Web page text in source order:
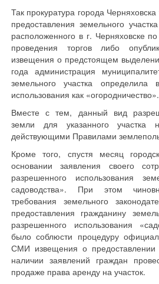
Так прокуратура города
предоставления земельного
расположенного в г. Черняховске
проведения торгов либо
извещения о предстоящем
года администрация
земельного участка определила
использования как «огородничество».
Вместе с тем, данный вид
земли для указанного участка
действующими Правилами
Кроме того, спустя месяц
основании заявления своего
разрешенного использования
садоводства». При этом
требования земельного
предоставления гражданину
разрешенного использования
было соблюсти процедуру
СМИ извещения о
наличии заявлений граждан
продаже права аренду на участок.